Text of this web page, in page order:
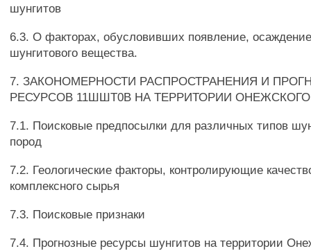
шунгитов
6.3. О факторах, обусловивших появление,
шунгитового вещества.
7. ЗАКОНОМЕРНОСТИ РАСПРОСТРАНЕНИЯ И
РЕСУРСОВ 11ШШТ0В НА ТЕРРИТОРИИ
7.1. Поисковые предпосылки для различных типов
пород
7.2. Геологические факторы, контролирующие
комплексного сырья
7.3. Поисковые признаки
7.4. Прогнозные ресурсы шунгитов на территории